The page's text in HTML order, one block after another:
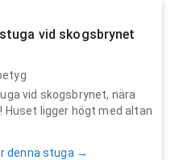
vid skogsbrynet
vid skogsbrynet, nära
Huset ligger högt med altan
denna stuga →